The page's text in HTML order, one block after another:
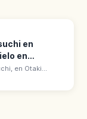
en
en
en Otaki
un muro de